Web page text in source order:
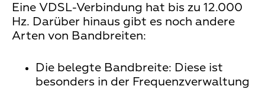
Eine VDSL-Verbindung hat bis zu 12.000
Hz. Darüber hinaus gibt es noch andere
Arten von Bandbreiten:
Die belegte Bandbreite: Diese ist
besonders in der Frequenzverwaltung